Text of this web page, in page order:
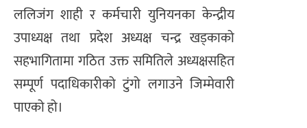
ललिजंग शाही र कर्मचारी युनियनका केन्द्रीय
उपाध्यक्ष तथा प्रदेश अध्यक्ष चन्द्र खड्काको
सहभागितामा गठित उक्त समितिले अध्यक्षसहित
सम्पूर्ण पदाधिकारीको टुंगो लगाउने जिम्मेवारी
पाएको हो।